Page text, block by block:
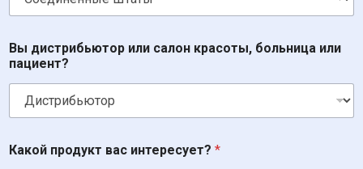
ы
Вы дистрибьютор или салон красоты, больница или
пациент?
Какой продукт вас интересует? *